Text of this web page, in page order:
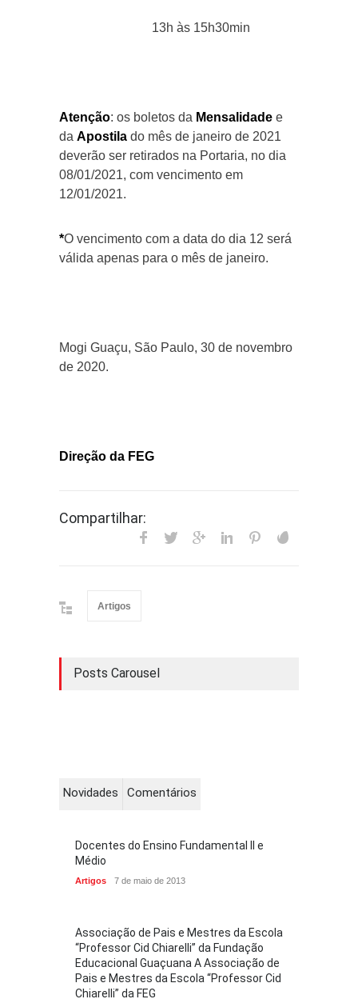
13h às 15h30min
Atenção: os boletos da Mensalidade e
da Apostila do mês de janeiro de 2021
deverão ser retirados na Portaria, no dia
08/01/2021, com vencimento em
12/01/2021.
*O vencimento com a data do dia 12 será
válida apenas para o mês de janeiro.
Mogi Guaçu, São Paulo, 30 de novembro
de 2020.
Direção da FEG
Compartilhar:
Artigos
Posts Carousel
Novidades Comentários
Docentes do Ensino Fundamental II e
Médio
Artigos 7 de maio de 2013
Associação de Pais e Mestres da Escola
“Professor Cid Chiarelli” da Fundação
Educacional Guaçuana A Associação de
Pais e Mestres da Escola “Professor Cid
Chiarelli” da FEG